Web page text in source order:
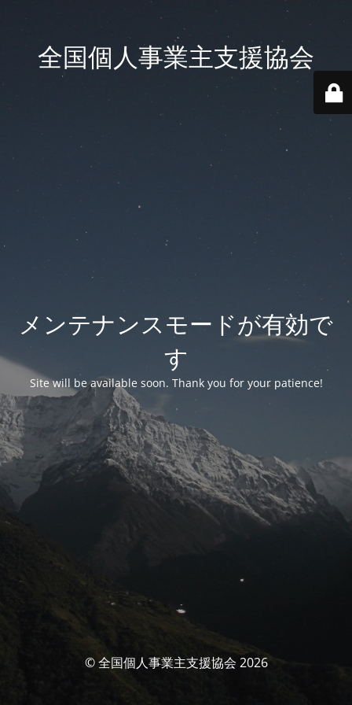
全国個人事業主支援協会
メンテナンスモードが有効で
す
Site will be available soon. Thank you for your patience!
© 全国個人事業主支援協会 2026